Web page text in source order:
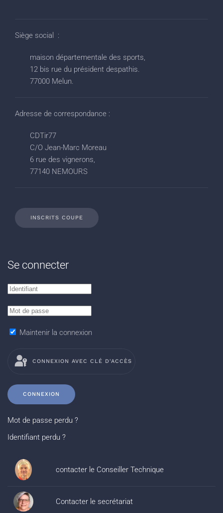
Siège social :
maison départementale des sports,
12 bis rue du président despathis.
77000 Melun.
Adresse de correspondance :
CDTir77
C/O Jean-Marc Moreau
6 rue des vignerons,
77140 NEMOURS
INSCRITS COUPE
Se connecter
Maintenir la connexion
CONNEXION AVEC CLÉ D'ACCÈS
CONNEXION
Mot de passe perdu ?
Identifiant perdu ?
contacter le Conseiller Technique
Contacter le secrétariat